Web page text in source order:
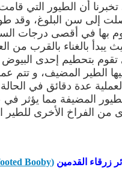
أن الطيور التي
إلى سن البلوغ، وقد
بها في أقصى درجات
يبدأ بالغناء بالقرب
بتحطيم إحدى البيوض
الطير المضيف، و
عدة دقائق في
المضيفة مما يؤثر في
من الفراخ الأخرى
زرقاء القدمين (Blue-footed Booby)